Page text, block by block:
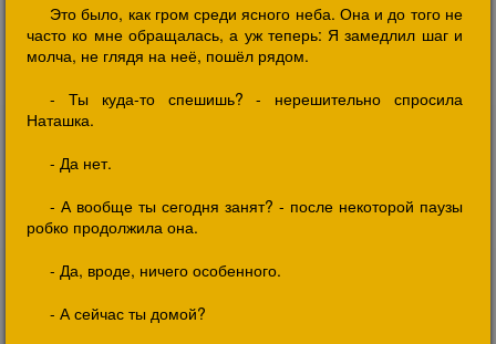
Это было, как гром среди ясного неба. Она и до того не
часто ко мне обращалась, а уж теперь: Я замедлил шаг и
молча, не глядя на неё, пошёл рядом.
- Ты куда-то спешишь? - нерешительно спросила
Наташка.
- Да нет.
- А вообще ты сегодня занят? - после некоторой паузы
робко продолжила она.
- Да, вроде, ничего особенного.
- А сейчас ты домой?